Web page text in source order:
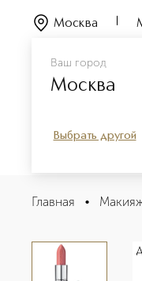
Ваш город
Москва
Выбрать другой
Москва
LUSTRE EXTREME
Описание
Главная •